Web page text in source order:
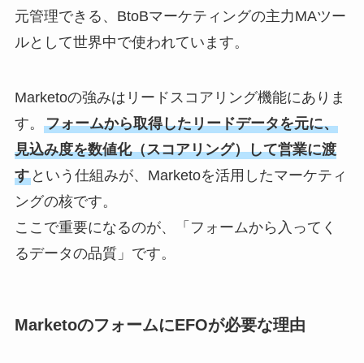
元管理できる、BtoBマーケティングの主力MAツー
ルとして世界中で使われています。
Marketoの強みはリードスコアリング機能にありま
す。 フォームから取得したリードデータを元に、
見込み度を数値化（スコアリング）して営業に渡
すという仕組みが、Marketoを活用したマーケティ
ングの核です。
ここで重要になるのが、「フォームから入ってく
るデータの品質」です。
MarketoのフォームにEFOが必要な理由